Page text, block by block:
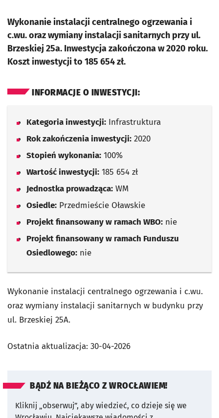
Wykonanie instalacji centralnego ogrzewania i
c.wu. oraz wymiany instalacji sanitarnych przy ul.
Brzeskiej 25a. Inwestycja zakończona w 2020 roku.
Koszt inwestycji to 185 654 zł.
INFORMACJE O INWESTYCJI:
Kategoria inwestycji: Infrastruktura
Rok zakończenia inwestycji: 2020
Stopień wykonania: 100%
Wartość inwestycji: 185 654 zł
Jednostka prowadząca: WM
Osiedle: Przedmieście Oławskie
Projekt finansowany w ramach WBO: nie
Projekt finansowany w ramach Funduszu
Osiedlowego: nie
Wykonanie instalacji centralnego ogrzewania i c.wu.
oraz wymiany instalacji sanitarnych w budynku przy
ul. Brzeskiej 25A.
Ostatnia aktualizacja: 30-04-2026
BĄDŹ NA BIEŻĄCO Z WROCŁAWIEM!
Kliknij „obserwuj”, aby wiedzieć, co dzieje się we